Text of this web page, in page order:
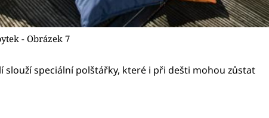
- Obrázek 7
slouží speciální polštářky, které i při dešti mohou zůstat